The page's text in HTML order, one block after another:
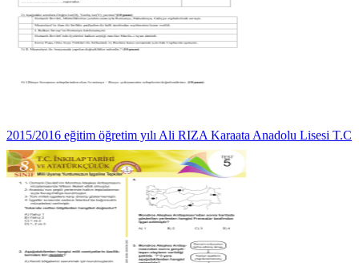
2015/2016 eğitim öğretim yılı Ali RIZA Karaata Anadolu Lisesi T.C